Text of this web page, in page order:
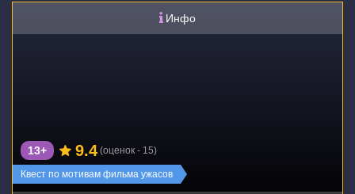
Инфо
Квест по мотивам фильма ужасов
13+ 9.4 (оценок - 15)